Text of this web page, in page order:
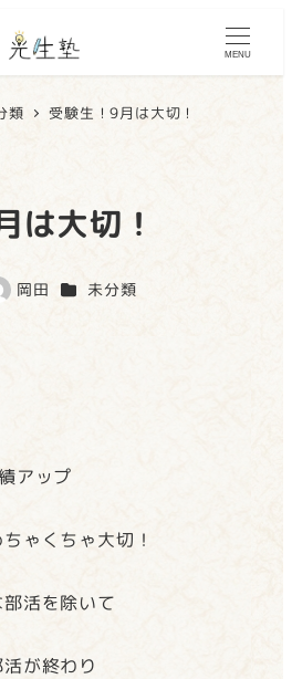
MENU
類 受験生！9月は大切！
は大切！
岡田 カテゴリー
未分類
アップ
ゃくちゃ大切！
活を除いて
が終わり